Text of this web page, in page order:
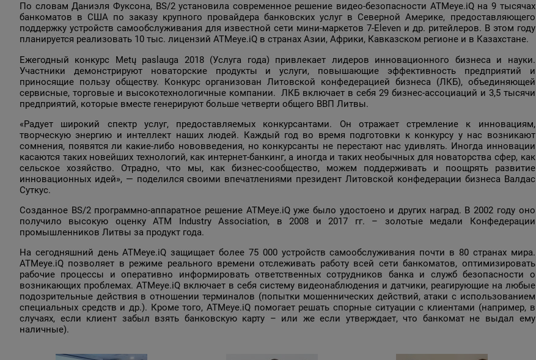
По словам Даниэля Фуксона, BS/2 установила современное решение видео-безопасности ATMeye.iQ на 9 тысячах
банкоматов в США по заказу крупного провайдера банковских услуг в Северной Америке, предоставляющего
поддержку устройств самообслуживания для известной сети мини-маркетов 7-Eleven и др. ритейлеров. В этом году
планируется реализовать 10 тыс. лицензий ATMeye.iQ в странах Азии, Африки, Кавказском регионе и в Казахстане.
Ежегодный конкурс Metų paslauga 2018 (Услуга года) привлекает лидеров инновационного бизнеса и науки.
Участники демонстрируют новаторские продукты и услуги, повышающие эффективность предприятий и
приносящие пользу обществу. Конкурс организован Литовской конфедерацией бизнеса (ЛКБ), объединяющей
сервисные, торговые и высокотехнологичные компании. ЛКБ включает в себя 29 бизнес-ассоциаций и 3,5 тысячи
предприятий, которые вместе генерируют больше четверти общего ВВП Литвы.
«Радует широкий спектр услуг, предоставляемых конкурсантами. Он отражает стремление к инновациям,
творческую энергию и интеллект наших людей. Каждый год во время подготовки к конкурсу у нас возникают
сомнения, появятся ли какие-либо нововведения, но конкурсанты не перестают нас удивлять. Иногда инновации
касаются таких новейших технологий, как интернет-банкинг, а иногда и таких необычных для новаторства сфер, как
сельское хозяйство. Отрадно, что мы, как бизнес-сообщество, можем поддерживать и поощрять развитие
инновационных идей», — поделился своими впечатлениями президент Литовской конфедерации бизнеса Валдас
Суткус.
Созданное BS/2 программно-аппаратное решение АТМеуе.iQ уже было удостоено и других наград. В 2002 году оно
получило высокую оценку ATM Industry Association, в 2008 и 2017 гг. – золотые медали Конфедерации
промышленников Литвы за продукт года.
На сегодняшний день АТМеуе.iQ защищает более 75 000 устройств самообслуживания почти в 80 странах мира.
АТМеуе.iQ позволяет в режиме реального времени отслеживать работу всей сети банкоматов, оптимизировать
рабочие процессы и оперативно информировать ответственных сотрудников банка и служб безопасности о
возникающих проблемах. АТМеуе.iQ включает в себя систему видеонаблюдения и датчики, реагирующие на любые
подозрительные действия в отношении терминалов (попытки мошеннических действий, атаки с использованием
специальных средств и др.). Кроме того, АТМеуе.iQ помогает решать спорные ситуации с клиентами (например, в
случаях, если клиент забыл взять банковскую карту – или же если утверждает, что банкомат не выдал ему
наличные).